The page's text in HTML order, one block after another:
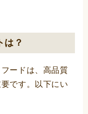
は？
ードは、高品質
です。以下にい